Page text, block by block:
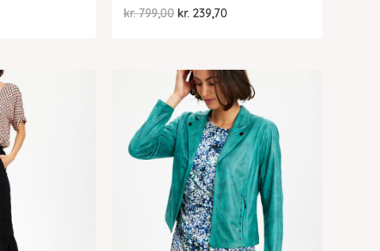
Den
kr. 239,70.
kr.799,00 Den
kr. 799,00.
kr.239,70Den
kr. 239,70.